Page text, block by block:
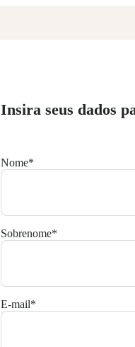
Insira seus dados
Nome*
Sobrenome*
E-mail*